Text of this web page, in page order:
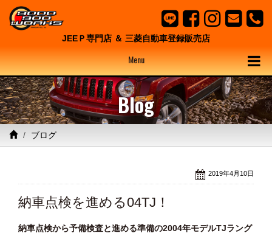
JEEＰ専門店 ＆ 三菱自動車登録販売店
Menu
Blog
ブログ
2019年4月10日
納車点検を進める04TJ！
納車点検から予備検査と進める準備の2004年モデルTJラング